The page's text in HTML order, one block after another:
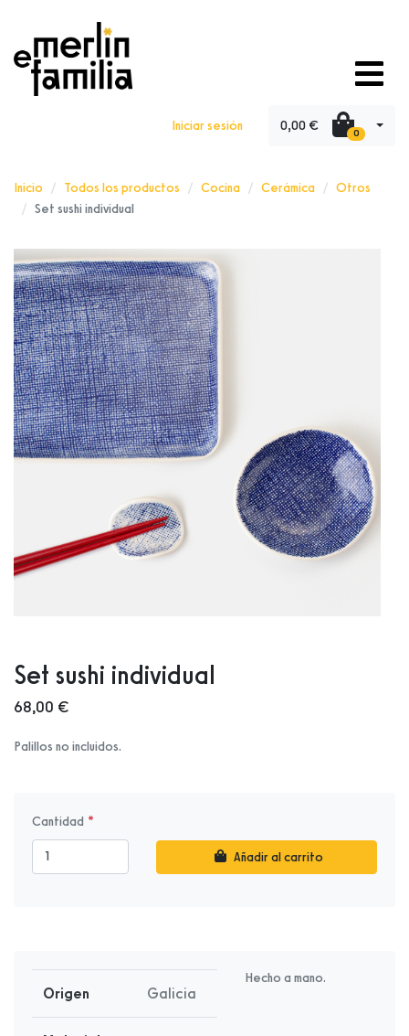
Iniciar sesión 0,00 € 0
Inicio Todos los productos Cocina Cerámica
Otros
Set sushi individual
Set sushi individual
68,00 €
Palillos no incluidos.
Cantidad
Añadir al carrito
Origen Galicia
Hecho a mano.